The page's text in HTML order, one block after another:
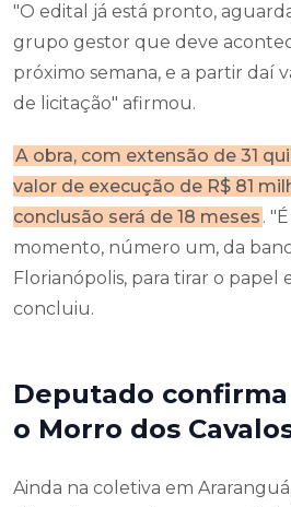
"O edital já está pronto,
grupo gestor que deve
próximo semana, e a partir daí
de licitação" afirmou.
A obra, com extensão de 31
valor de execução de R$ 81
conclusão será de 18 meses . "É
momento, número um, da
Florianópolis, para tirar o papel
concluiu.
Deputado
o Morro dos
Ainda na coletiva em